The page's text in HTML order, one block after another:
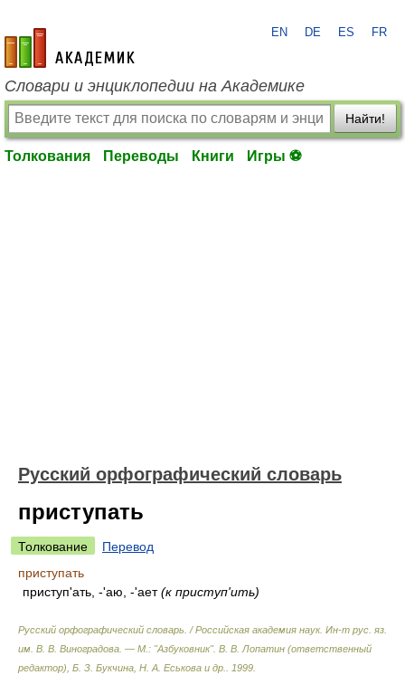
academic.ru
EN DE ES FR
Словари и энциклопедии на Академике
Найти!
Толкования Переводы Книги Игры ⚽
Русский орфографический словарь
приступать
Толкование
Перевод
приступать
приступ'ать, -'аю, -'ает(к приступ'ить)
Русский орфографический словарь. / Российская академия наук. Ин-т рус. яз.
им. В. В. Виноградова. — М.: "Азбуковник". В. В. Лопатин (ответственный
редактор), Б. З. Букчина, Н. А. Еськова и др.
1999